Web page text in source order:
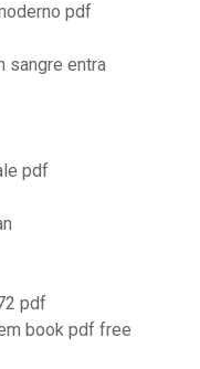
pdf
sangre entra
pdf
pdf
book pdf free